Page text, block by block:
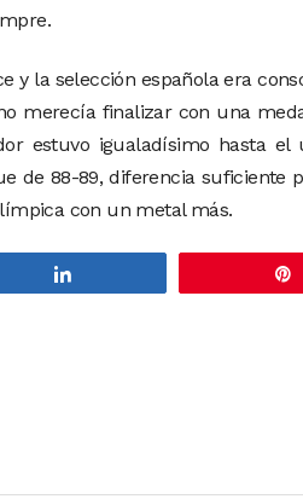
y la selección española era
merecía finalizar con una
estuvo igualadísimo hasta
de 88-89, diferencia suficiente
con un metal más.